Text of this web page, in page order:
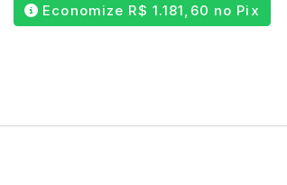
Economize R$ 1.181,60 no Pix